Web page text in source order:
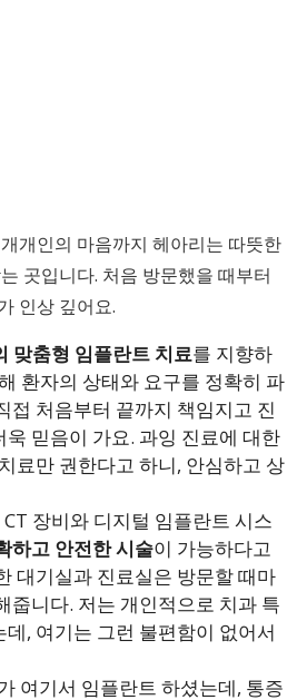
개인의 마음까지 헤아리는 따뜻한
곳입니다. 처음 방문했을 때부터
인상 깊어요.
맞춤형 임플란트 치료를 지향하
환자의 상태와 요구를 정확히 파
접 처음부터 끝까지 책임지고 진
믿음이 가요. 과잉 진료에 대한
료만 권한다고 하니, 안심하고 상
CT 장비와 디지털 임플란트 시스
하고 안전한 시술이 가능하다고
대기실과 진료실은 방문할 때마
줍니다. 저는 개인적으로 치과 특
, 여기는 그런 불편함이 없어서
여기서 임플란트 하셨는데, 통증